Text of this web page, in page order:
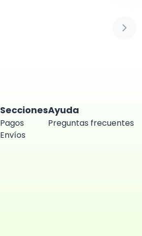
Secciones
Pagos
Envíos
Ayuda
Preguntas frecuentes